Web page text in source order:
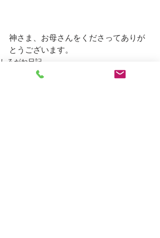
神さま、お母さんをくださってありが
とうございます。
しろがね日記